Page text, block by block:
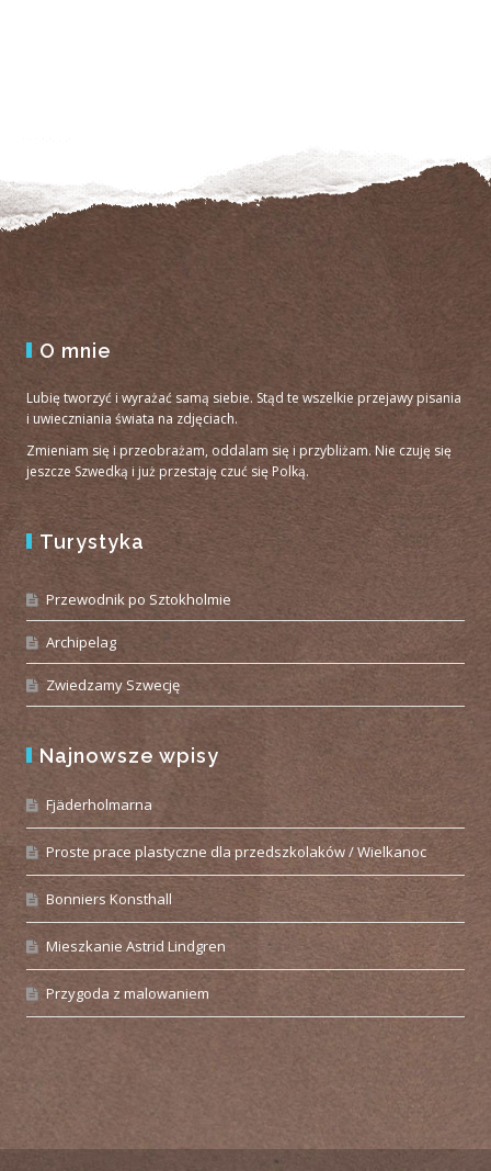
O mnie
Lubię tworzyć i wyrażać samą siebie. Stąd te wszelkie przejawy pisania
i uwieczniania świata na zdjęciach.
Zmieniam się i przeobrażam, oddalam się i przybliżam. Nie czuję się
jeszcze Szwedką i już przestaję czuć się Polką.
Turystyka
Przewodnik po Sztokholmie
Archipelag
Zwiedzamy Szwecję
Najnowsze wpisy
Fjäderholmarna
Proste prace plastyczne dla przedszkolaków / Wielkanoc
Bonniers Konsthall
Mieszkanie Astrid Lindgren
Przygoda z malowaniem